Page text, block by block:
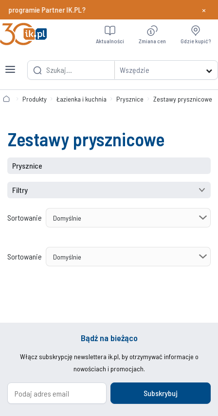
programie Partner IK.PL? Dowiedz
×
Wszędzie
Aktualności Zmiana cen Gdzie kupić?
Produkty Łazienka i kuchnia Prysznice Zestawy prysznicowe
Zestawy prysznicowe
Prysznice
Filtry
Sortowanie
Sortowanie
Bądź na bieżąco
Włącz subskrypcję newslettera ik.pl, by otrzymywać informacje o
nowościach i promocjach.
Subskrybuj